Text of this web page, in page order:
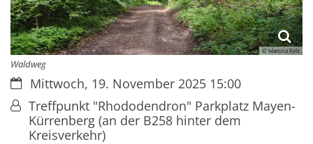
© Martina Folz
Waldweg
Datum:Mittwoch, 19. November 2025 15:00
Von:Treffpunkt "Rhododendron" Parkplatz Mayen-
Kürrenberg (an der B258 hinter dem
Kreisverkehr)